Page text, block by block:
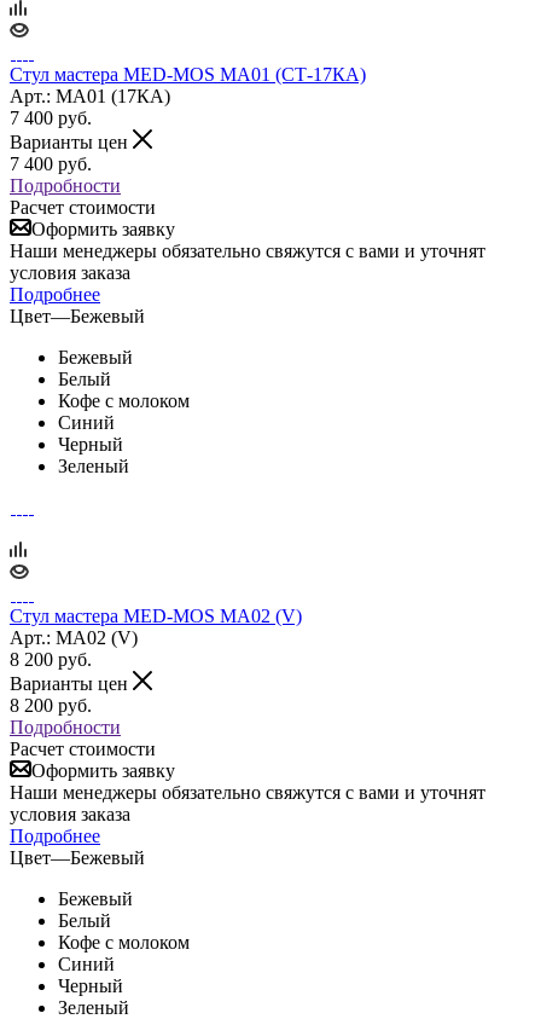
Стул мастера MED-MOS МА01 (СТ-17КА)
Арт.: MA01 (17КА)
7 400 руб.
Варианты цен
7 400 руб.
Подробности
Расчет стоимости
Оформить заявку
Наши менеджеры обязательно свяжутся с вами и уточнят
условия заказа
Подробнее
Цвет—Бежевый
Бежевый
Белый
Кофе с молоком
Синий
Черный
Зеленый
Стул мастера MED-MOS МА02 (V)
Арт.: MA02 (V)
8 200 руб.
Варианты цен
8 200 руб.
Подробности
Расчет стоимости
Оформить заявку
Наши менеджеры обязательно свяжутся с вами и уточнят
условия заказа
Подробнее
Цвет—Бежевый
Бежевый
Белый
Кофе с молоком
Синий
Черный
Зеленый